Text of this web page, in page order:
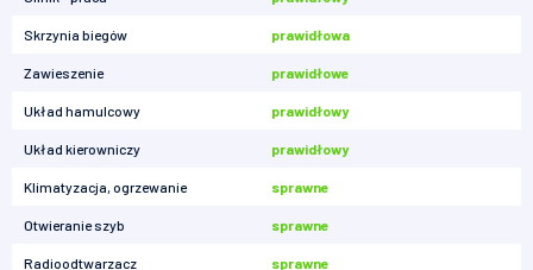
Skrzynia biegów prawidłowa
Zawieszenie prawidłowe
Układ hamulcowy prawidłowy
Układ kierowniczy prawidłowy
Klimatyzacja, ogrzewanie sprawne
Otwieranie szyb sprawne
Radioodtwarzacz sprawne